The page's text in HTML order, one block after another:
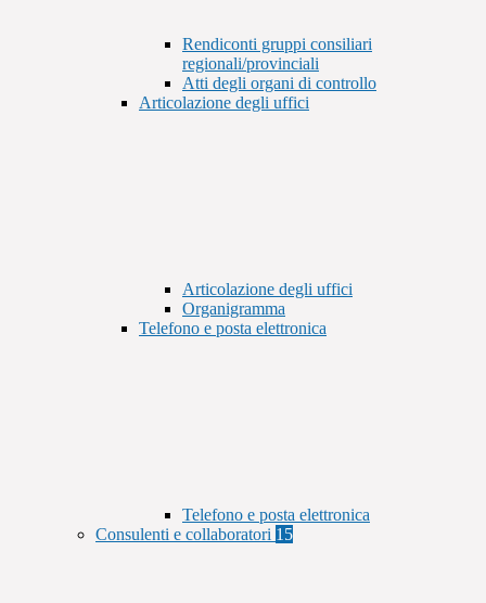
Rendiconti gruppi consiliari
regionali/provinciali
Atti degli organi di controllo
Articolazione degli uffici
Articolazione degli uffici
Organigramma
Telefono e posta elettronica
Telefono e posta elettronica
Consulenti e collaboratori 15